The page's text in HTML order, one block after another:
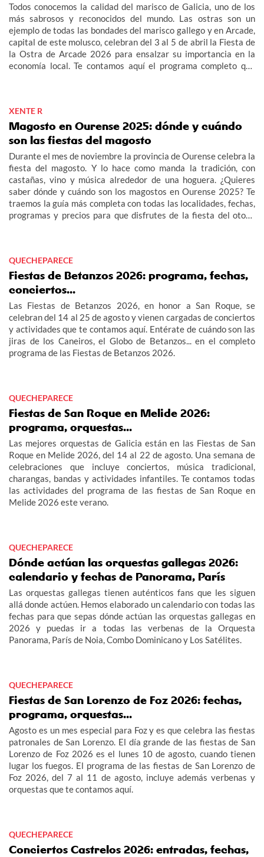
Todos conocemos la calidad del marisco de Galicia, uno de los
más sabrosos y reconocidos del mundo. Las ostras son un
ejemplo de todas las bondades del marisco gallego y en Arcade,
capital de este molusco, celebran del 3 al 5 de abril la Fiesta de
la Ostra de Arcade 2026 para ensalzar su importancia en la
economía local. Te contamos aquí el programa completo que
XENTE R
Magosto en Ourense 2025: dónde y cuándo
son las fiestas del magosto
Durante el mes de noviembre la provincia de Ourense celebra la
fiesta del magosto. Y lo hace como manda la tradición, con
castañas, vino y música alrededor de una hoguera. ¿Quieres
saber dónde y cuándo son los magostos en Ourense 2025? Te
traemos la guía más completa con todas las localidades, fechas,
programas y precios para que disfrutes de la fiesta del otoño
QUECHEPARECE
Fiestas de Betanzos 2026: programa, fechas,
conciertos...
Las Fiestas de Betanzos 2026, en honor a San Roque, se
celebran del 14 al 25 de agosto y vienen cargadas de conciertos
y actividades que te contamos aquí. Entérate de cuándo son las
jiras de los Caneiros, el Globo de Betanzos... en el completo
programa de las Fiestas de Betanzos 2026.
QUECHEPARECE
Fiestas de San Roque en Melide 2026:
programa, orquestas...
Las mejores orquestas de Galicia están en las Fiestas de San
Roque en Melide 2026, del 14 al 22 de agosto. Una semana de
celebraciones que incluye conciertos, música tradicional,
charangas, bandas y actividades infantiles. Te contamos todas
las actividades del programa de las fiestas de San Roque en
Melide 2026 este verano.
QUECHEPARECE
Dónde actúan las orquestas gallegas 2026:
calendario y fechas de Panorama, París
Las orquestas gallegas tienen auténticos fans que les siguen
allá donde actúen. Hemos elaborado un calendario con todas las
fechas para que sepas dónde actúan las orquestas gallegas en
2026 y puedas ir a todas las verbenas de la Orquesta
Panorama, París de Noia, Combo Dominicano y Los Satélites.
QUECHEPARECE
Fiestas de San Lorenzo de Foz 2026: fechas,
programa, orquestas...
Agosto es un mes especial para Foz y es que celebra las fiestas
patronales de San Lorenzo. El día grande de las fiestas de San
Lorenzo de Foz 2026 es el lunes 10 de agosto, cuando tienen
lugar los fuegos. El programa de las fiestas de San Lorenzo de
Foz 2026, del 7 al 11 de agosto, incluye además verbenas y
orquestas que te contamos aquí.
QUECHEPARECE
Conciertos Castrelos 2026: entradas, fechas,